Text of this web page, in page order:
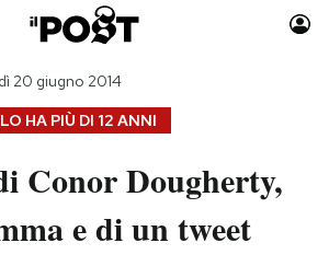
Auto
Moda
Consumismi
HA PIÙ DI 12 ANNI
20 giugno 2014
Conor Dougherty,
e di un tweet